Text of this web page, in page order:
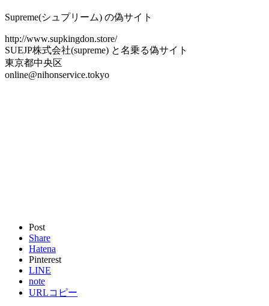
Supreme(シュプリーム) の偽サイト
http://www.supkingdon.store/
SUEJP株式会社(supreme) と名乗る偽サイト
東京都中央区
online@nihonservice.tokyo
Post
Share
Hatena
Pinterest
LINE
note
URLコピー